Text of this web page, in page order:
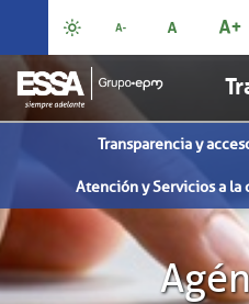
Transparencia y
Atención y Servicios a la